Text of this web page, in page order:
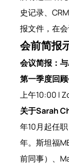
史记录、
报文件，在
会前简报
会议简报：
第一季度回
上午10:00 |
关于Sarah
年10月起任
年。斯坦福
前同事）、